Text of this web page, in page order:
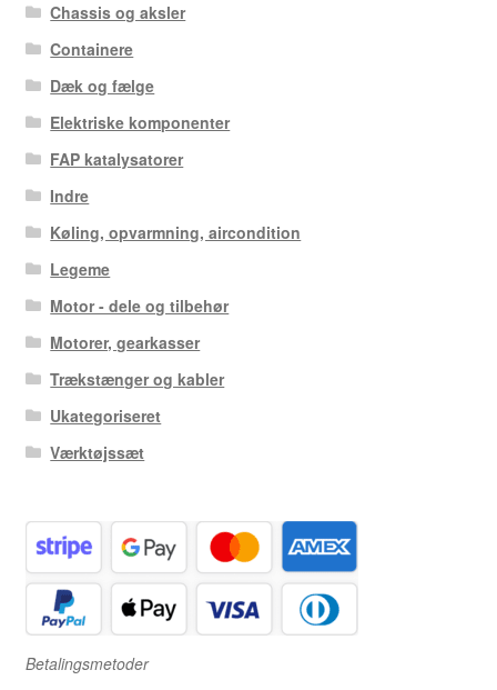
Chassis og aksler
Containere
Dæk og fælge
Elektriske komponenter
FAP katalysatorer
Indre
Køling, opvarmning, aircondition
Legeme
Motor - dele og tilbehør
Motorer, gearkasser
Trækstænger og kabler
Ukategoriseret
Værktøjssæt
Betalingsmetoder